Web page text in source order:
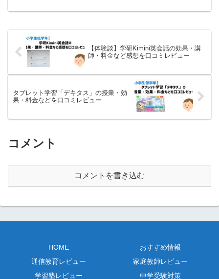
【体験談】学研Kimini英会話の効果・講
師・料金など感想を口コミレビュー
タブレット学習「デキタス」の授業・効
果・料金などを口コミレビュー
コメント
コメントを書き込む
HOME
おすすめ情報
通信教育レビュー
家庭教師レビュー
学習塾レビュー
中学受験対策